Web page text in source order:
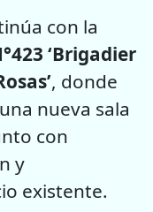
con la
‘Brigadier
, donde
nueva sala
con
y
existente.